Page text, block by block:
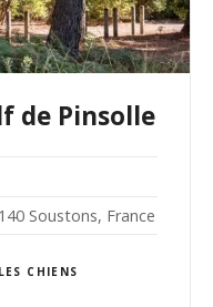
de Pinsolle
Soustons, France
CHIENS